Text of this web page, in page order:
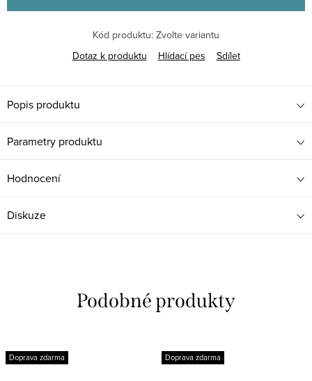
Kód produktu: Zvolte variantu
Dotaz k produktu
Hlídací pes Sdílet
Popis produktu
Parametry produktu
Hodnocení
Diskuze
Doprava zdarma Doprava zdarma